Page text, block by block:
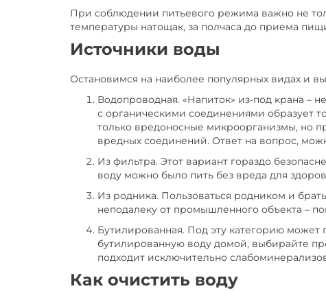
При соблюдении питьевого режима важно не
температуры натощак, за полчаса до приема
Источники воды
Остановимся на наиболее популярных видах и
Водопроводная. «Напиток» из-под крана –
с органическими соединениями образует
только вредоносные микроорганизмы, но
вредных соединений. Ответ на вопрос,
Из фильтра. Этот вариант гораздо
воду можно было пить без вреда для
Из родника. Пользоваться родником и
неподалеку от промышленного объекта –
Бутилированная. Под эту категорию может
бутилированную воду домой, выбирайте
подходит исключительно
Как очистить воду